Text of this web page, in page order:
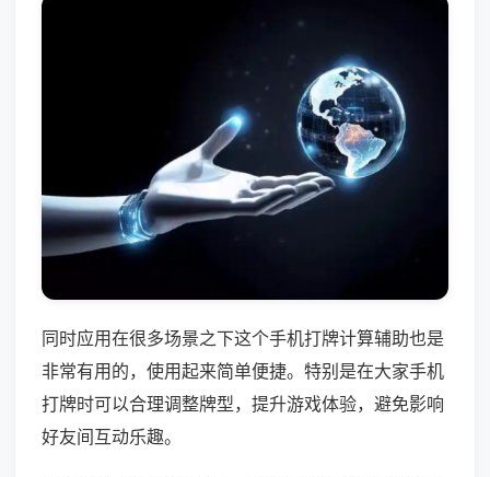
同时应用在很多场景之下这个手机打牌计算辅助也是
非常有用的，使用起来简单便捷。特别是在大家手机
打牌时可以合理调整牌型，提升游戏体验，避免影响
好友间互动乐趣。